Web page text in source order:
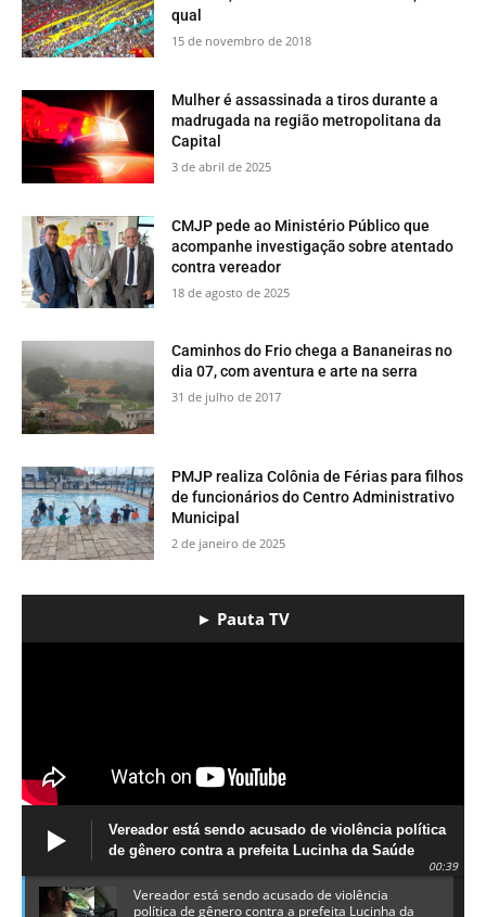
qual
15 de novembro de 2018
Mulher é assassinada a tiros durante a
madrugada na região metropolitana da
Capital
3 de abril de 2025
CMJP pede ao Ministério Público que
acompanhe investigação sobre atentado
contra vereador
18 de agosto de 2025
​Caminhos do Frio chega a Bananeiras no
dia 07, com aventura e arte na serra
31 de julho de 2017
PMJP realiza Colônia de Férias para filhos
de funcionários do Centro Administrativo
Municipal
2 de janeiro de 2025
► Pauta TV
Vereador está sendo acusado de violência política
de gênero contra a prefeita Lucinha da Saúde
00:39
Vereador está sendo acusado de violência
política de gênero contra a prefeita Lucinha da